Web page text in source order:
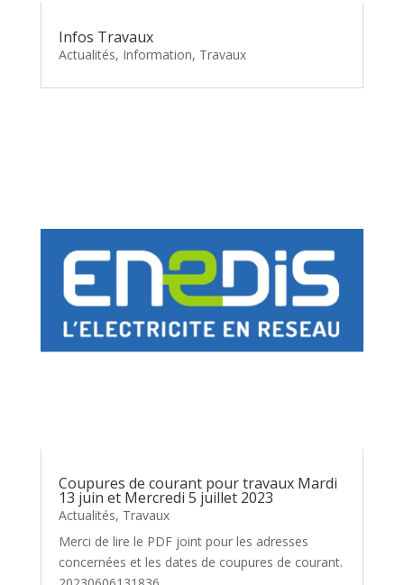
Infos Travaux
Actualités, Information, Travaux
Coupures de courant pour travaux Mardi
13 juin et Mercredi 5 juillet 2023
Actualités, Travaux
Merci de lire le PDF joint pour les adresses
concernées et les dates de coupures de courant.